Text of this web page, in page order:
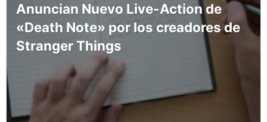
Anuncian Nuevo Live-Action de
«Death Note» por los creadores de
Stranger Things